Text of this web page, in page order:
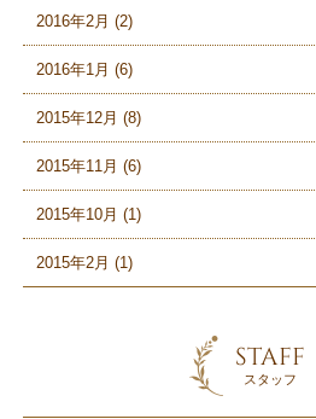
2016年2月 (2)
2016年1月 (6)
2015年12月 (8)
2015年11月 (6)
2015年10月 (1)
2015年2月 (1)
STAFF
スタッフ